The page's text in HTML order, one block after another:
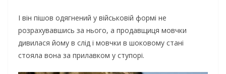
І він пішов одягнений у військовій формі не
розрахувавшись за нього, а продавщиця мовчки
дивилася йому в слід і мовчки в шоковому стані
стояла вона за прилавком у ступорі.